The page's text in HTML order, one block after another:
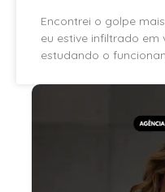
Encontrei o golpe
eu estive infiltrado
estudando o